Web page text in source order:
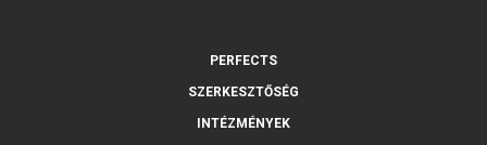
PERFECTS
SZERKESZTŐSÉG
INTÉZMÉNYEK